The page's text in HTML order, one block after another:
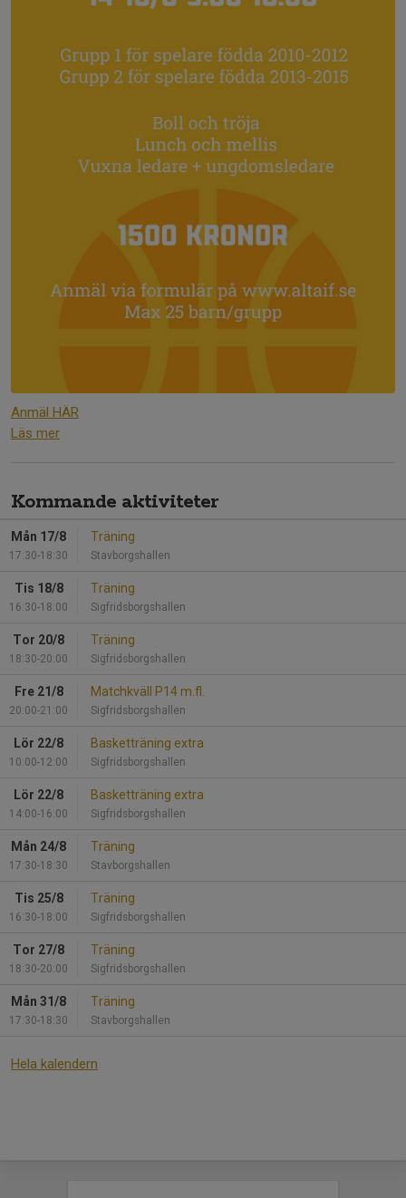
Anmäl HÄR
Läs mer
Kommande aktiviteter
Mån 17/8
17:30-18:30
Träning
Stavborgshallen
Tis 18/8
16:30-18:00
Träning
Sigfridsborgshallen
Tor 20/8
18:30-20:00
Träning
Sigfridsborgshallen
Fre 21/8
20:00-21:00
Matchkväll P14 m.fl.
Sigfridsborgshallen
Lör 22/8
10:00-12:00
Basketträning extra
Sigfridsborgshallen
Lör 22/8
14:00-16:00
Basketträning extra
Sigfridsborgshallen
Mån 24/8
17:30-18:30
Träning
Stavborgshallen
Tis 25/8
16:30-18:00
Träning
Sigfridsborgshallen
Tor 27/8
18:30-20:00
Träning
Sigfridsborgshallen
Mån 31/8
17:30-18:30
Träning
Stavborgshallen
Hela kalendern